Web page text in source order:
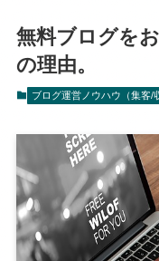
無料ブログを
の理由。
ブログ運営ノウハウ（集客/